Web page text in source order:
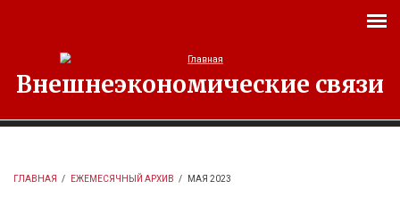
Внешнеэкономические связи
ГЛАВНАЯ / ЕЖЕМЕСЯЧНЫЙ АРХИВ / МАЯ 2023